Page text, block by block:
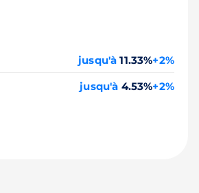
jusqu'à 11.33%+2%
jusqu'à 4.53%+2%